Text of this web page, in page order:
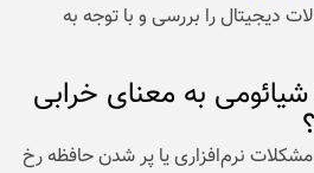
دیجیتال را بررسی و با توجه به
به معنای خرابی
نرم‌افزاری یا پر شدن حافظه رخ